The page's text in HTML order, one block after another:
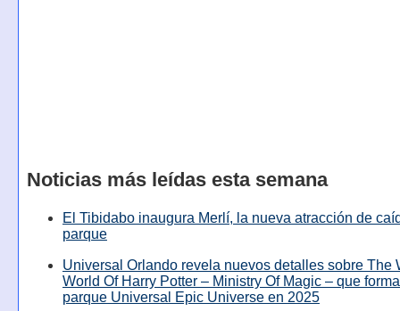
Noticias más leídas esta semana
El Tibidabo inaugura Merlí, la nueva atracción de
parque
Universal Orlando revela nuevos detalles sobre The
World Of Harry Potter – Ministry Of Magic – que
parque Universal Epic Universe en 2025